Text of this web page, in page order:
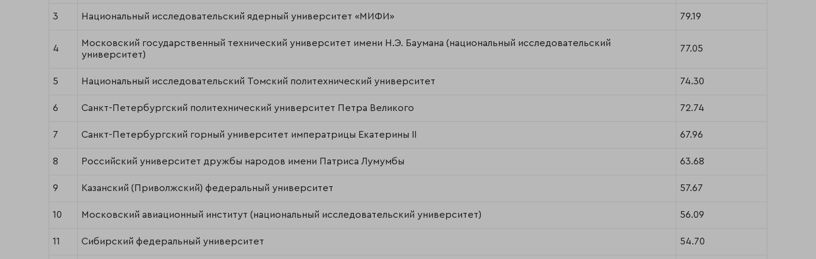
3 Национальный исследовательский ядерный университет «МИФИ» 79.19
4
Московский государственный технический университет имени Н.Э. Баумана (национальный исследовательский
университет)
77.05
5 Национальный исследовательский Томский политехнический университет 74.30
6 Санкт-Петербургский политехнический университет Петра Великого 72.74
7 Санкт-Петербургский горный университет императрицы Екатерины II 67.96
8 Российский университет дружбы народов имени Патриса Лумумбы 63.68
9 Казанский (Приволжский) федеральный университет 57.67
10 Московский авиационный институт (национальный исследовательский университет) 56.09
11 Сибирский федеральный университет 54.70